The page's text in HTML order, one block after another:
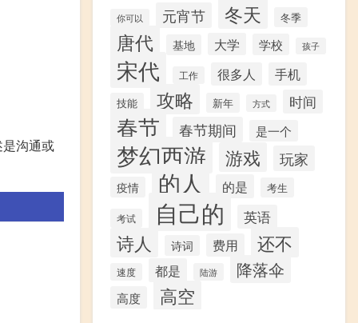
沟通或
你可以 元宵节 冬天 冬季
唐代 基地 大学 学校 孩子
宋代 工作 很多人 手机
技能 攻略 新年 方式 时间
春节 春节期间 是一个
梦幻西游 游戏 玩家
疫情 的人 的是 考生
考试 自己的 英语
诗人 诗词 费用 还不
速度 都是 陆游 降落伞
高度 高空